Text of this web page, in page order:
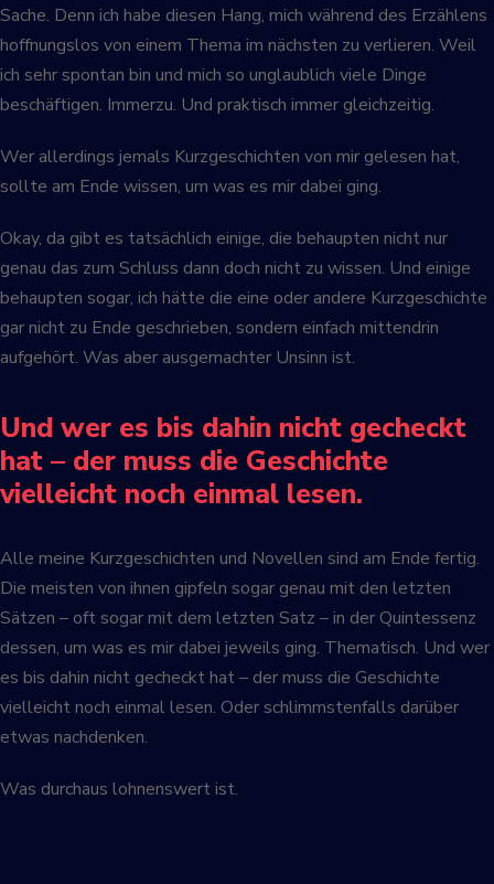
Sache. Denn ich habe diesen Hang, mich während des Erzählens
hoffnungslos von einem Thema im nächsten zu verlieren. Weil
ich sehr spontan bin und mich so unglaublich viele Dinge
beschäftigen. Immerzu. Und praktisch immer gleichzeitig.
Wer allerdings jemals Kurzgeschichten von mir gelesen hat,
sollte am Ende wissen, um was es mir dabei ging.
Okay, da gibt es tatsächlich einige, die behaupten nicht nur
genau das zum Schluss dann doch nicht zu wissen. Und einige
behaupten sogar, ich hätte die eine oder andere Kurzgeschichte
gar nicht zu Ende geschrieben, sondern einfach mittendrin
aufgehört. Was aber ausgemachter Unsinn ist.
Und wer es bis dahin nicht gecheckt
hat – der muss die Geschichte
vielleicht noch einmal lesen.
Alle meine Kurzgeschichten und Novellen sind am Ende fertig.
Die meisten von ihnen gipfeln sogar genau mit den letzten
Sätzen – oft sogar mit dem letzten Satz – in der Quintessenz
dessen, um was es mir dabei jeweils ging. Thematisch. Und wer
es bis dahin nicht gecheckt hat – der muss die Geschichte
vielleicht noch einmal lesen. Oder schlimmstenfalls darüber
etwas nachdenken.
Was durchaus lohnenswert ist.